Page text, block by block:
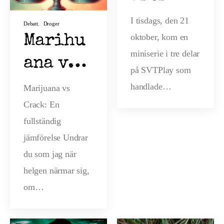
Debatt, Droger
Marihu
ana vs
Crack:
Stor
jämföre
lse
Marijuana vs
Crack: En
fullständig
jämförelse Undrar
du som jag när
helgen närmar sig,
om…
till Så
knarkar
Sverige
I tisdags, den 21
oktober, kom en
miniserie i tre delar
på SVTPlay som
handlade…